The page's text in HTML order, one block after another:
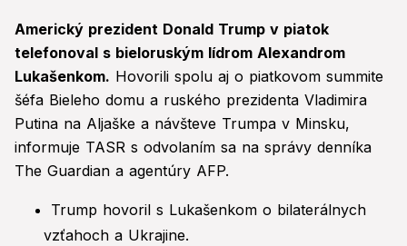
Americký prezident Donald Trump v piatok
telefonoval s bieloruským lídrom Alexandrom
Lukašenkom. Hovorili spolu aj o piatkovom summite
šéfa Bieleho domu a ruského prezidenta Vladimira
Putina na Aljaške a návšteve Trumpa v Minsku,
informuje TASR s odvolaním sa na správy denníka
The Guardian a agentúry AFP.
Trump hovoril s Lukašenkom o bilaterálnych
vzťahoch a Ukrajine.